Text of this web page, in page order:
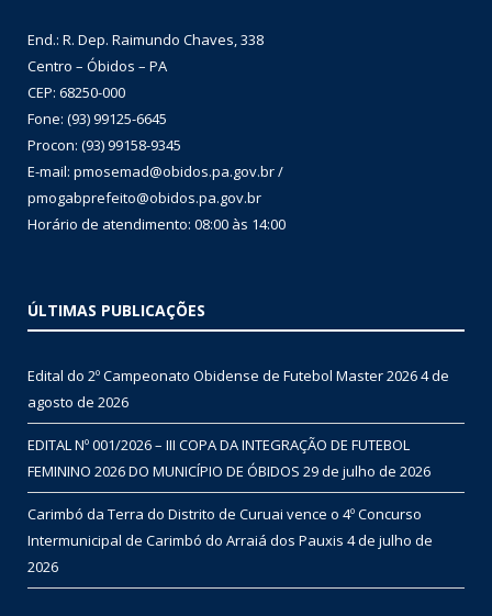
End.: R. Dep. Raimundo Chaves, 338
Centro – Óbidos – PA
CEP: 68250-000
Fone: (93) 99125-6645
Procon: (93) 99158-9345
E-mail: pmosemad@obidos.pa.gov.br /
pmogabprefeito@obidos.pa.gov.br
Horário de atendimento: 08:00 às 14:00
ÚLTIMAS PUBLICAÇÕES
Edital do 2º Campeonato Obidense de Futebol Master 20264 de
agosto de 2026
EDITAL Nº 001/2026 – III COPA DA INTEGRAÇÃO DE FUTEBOL
FEMININO 2026 DO MUNICÍPIO DE ÓBIDOS 29 de julho de 2026
Carimbó da Terra do Distrito de Curuai vence o 4º Concurso
Intermunicipal de Carimbó do Arraiá dos Pauxis 4 de julho de
2026